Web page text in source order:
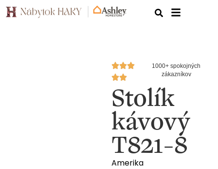
1000+ spokojných
zákazníkov
Stolík
kávový
T821-8
Amerika